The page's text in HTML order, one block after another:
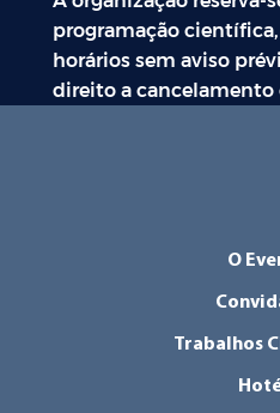
programação
horários sem aviso
direito a cancelamento
O
Trabalhos